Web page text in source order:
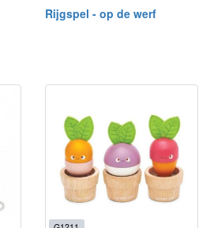
Rijgspel - op de werf